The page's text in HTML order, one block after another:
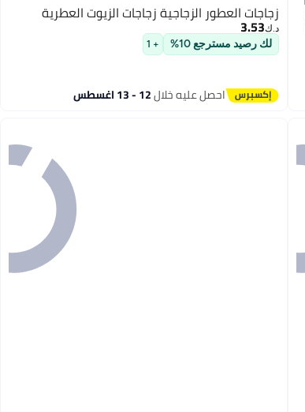
زجاجات العطور الزجاجية زجاجات الزيوت العطرية
د.ك‏3.53
لك رصيد مسترجع 10% + 1
احصل عليه خلال12 - 13 اغسطس